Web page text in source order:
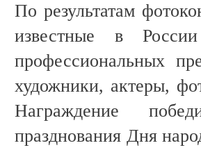
По результатам
известные в
профессиональных
художники, актеры,
Награждение
празднования Дня